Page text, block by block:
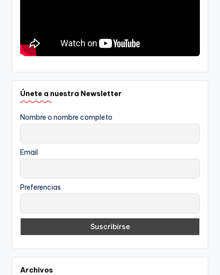
Únete a nuestra Newsletter
Nombre o nombre completo
Email
Preferencias
Archivos